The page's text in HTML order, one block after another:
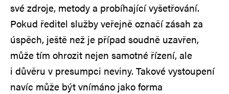
své zdroje, metody a probíhající vyšetřování.
Pokud ředitel služby veřejně označí zásah za
úspěch, ještě než je případ soudně uzavřen,
může tím ohrozit nejen samotné řízení, ale
i důvěru v presumpci neviny. Takové vystoupení
navíc může být vnímáno jako forma